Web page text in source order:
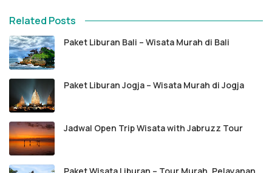
Related Posts
Paket Liburan Bali – Wisata Murah di Bali
Paket Liburan Jogja – Wisata Murah di Jogja
Jadwal Open Trip Wisata with Jabruzz Tour